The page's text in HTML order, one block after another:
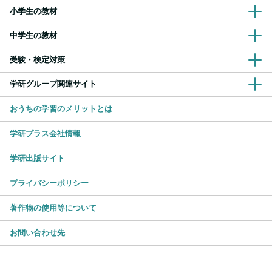
小学生の教材
中学生の教材
受験・検定対策
学研グループ関連サイト
おうちの学習のメリットとは
学研プラス会社情報
学研出版サイト
プライバシーポリシー
著作物の使用等について
お問い合わせ先